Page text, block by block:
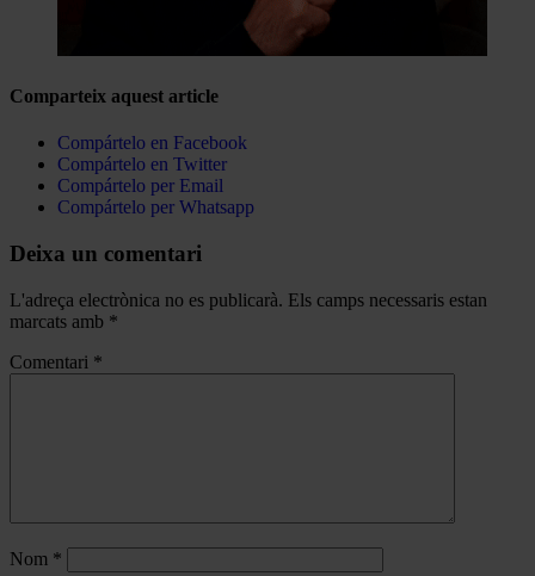
Comparteix aquest article
Compártelo en Facebook
Compártelo en Twitter
Compártelo per Email
Compártelo per Whatsapp
Deixa un comentari
L'adreça electrònica no es publicarà. Els camps necessaris estan
marcats amb *
Comentari *
Nom *